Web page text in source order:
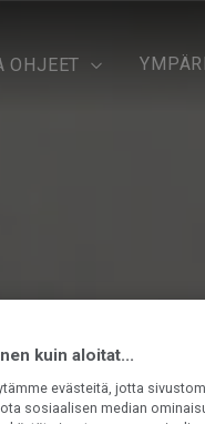
OHJEET
kuin aloitat...
evästeitä, jotta
sosiaalisen median